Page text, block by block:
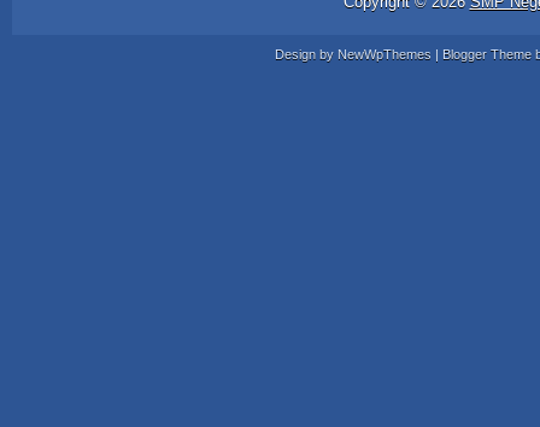
Design by NewWpThemes | Blogger Theme